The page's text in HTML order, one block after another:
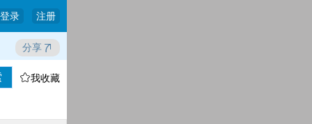
登录 注册
分享
我收藏